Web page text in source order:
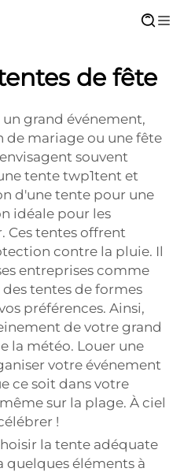
de fête
grand événement,
mariage ou une fête
souvent
tente twp1tent et
d'une tente pour une
idéale pour les
Ces tentes offrent
contre la pluie. Il
entreprises comme
tentes de formes
préférences. Ainsi,
de votre grand
la météo. Louer une
votre événement
ce soit dans votre
sur la plage. À ciel
!
la tente adéquate
quelques éléments à